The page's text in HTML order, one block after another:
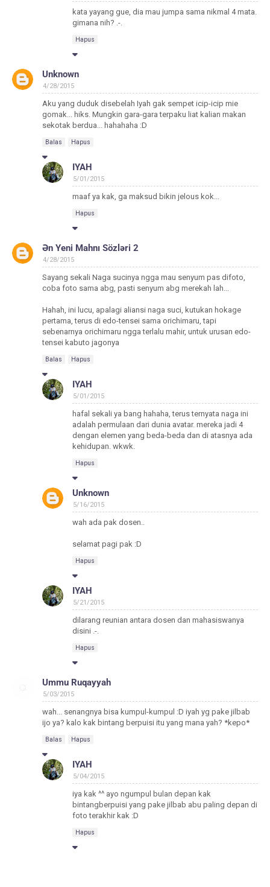
kata yayang gue, dia mau jumpa sama nikmal 4 mata.
gimana nih? .-.
Hapus
Unknown
4/28/2015
Aku yang duduk disebelah Iyah gak sempet icip-icip mie
gomak... hiks. Mungkin gara-gara terpaku liat kalian makan
sekotak berdua... hahahaha :D
Balas Hapus
IYAH
5/01/2015
maaf ya kak, ga maksud bikin jelous kok...
Hapus
Ən Yeni Mahnı Sözləri 2
4/28/2015
Sayang sekali Naga sucinya ngga mau senyum pas difoto,
coba foto sama abg, pasti senyum abg merekah lah...
Hahah, ini lucu, apalagi aliansi naga suci, kutukan hokage
pertama, terus di edo-tensei sama orichimaru, tapi
sebenarnya orichimaru ngga terlalu mahir, untuk urusan edo-
tensei kabuto jagonya
Balas Hapus
IYAH
5/01/2015
hafal sekali ya bang hahaha, terus ternyata naga ini
adalah permulaan dari dunia avatar. mereka jadi 4
dengan elemen yang beda-beda dan di atasnya ada
kehidupan. wkwk.
Hapus
Unknown
5/16/2015
wah ada pak dosen..
selamat pagi pak :D
Hapus
IYAH
5/21/2015
dilarang reunian antara dosen dan mahasiswanya
disini .-.
Hapus
Ummu Ruqayyah
5/03/2015
wah... senangnya bisa kumpul-kumpul :D iyah yg pake jilbab
ijo ya? kalo kak bintang berpuisi itu yang mana yah? *kepo*
Balas Hapus
IYAH
5/04/2015
iya kak ^^ ayo ngumpul bulan depan kak
bintangberpuisi yang pake jilbab abu paling depan di
foto terakhir kak :D
Hapus